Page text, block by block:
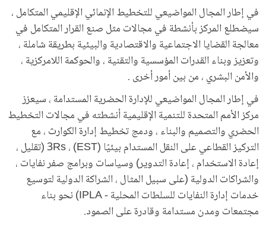
في إطار المجال المواضيعي للتخطيط الإنمائي الإقليمي المتكامل ،
سيضطلع المركز بأنشطة في مجالات مثل صنع القرار المتكامل في
معالجة القضايا الاجتماعية والاقتصادية والبيئية بطريقة شاملة ،
وتعزيز وبناء القدرات المؤسسية والتقنية ، والحوكمة اللامركزية ،
والأمن البشري ، من بين أمور أخرى .
في إطار المجال المواضيعي للإدارة الحضرية المستدامة ، سيعزز
مركز الأمم المتحدة للتنمية الإقليمية أنشطته في مجالات التخطيط
الحضري والتصميم والبناء ، ودمج تخطيط إدارة الكوارث ، مع
التركيز القطاعي على النقل المستدام بيئيًا (EST) ، 3Rs (تقليل ،
إعادة الاستخدام ، إعادة التدوير) وسياسات وبرامج صفر نفايات ،
والشراكات الدولية (على سبيل المثال ، الشراكة الدولية لتوسيع
خدمات إدارة النفايات للسلطات المحلية - IPLA) نحو بناء
مجتمعات ومدن مستدامة وقادرة على الصمود.